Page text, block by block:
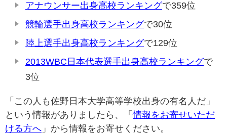
アナウンサー出身高校ランキングで359位
競輪選手出身高校ランキングで30位
陸上選手出身高校ランキングで129位
2013WBC日本代表選手出身高校ランキングで
3位
「この人も佐野日本大学高等学校出身の有名人だ」
という情報がありましたら、「情報をお寄せいただ
ける方へ 」から情報をお寄せください。